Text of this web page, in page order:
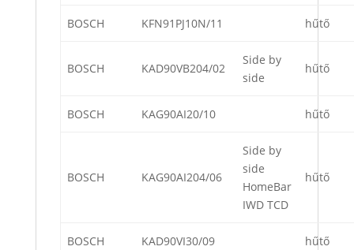
BOSCH KFN91PJ10N/11 hűtő
BOSCH KAD90VB204/02
Side by
side
hűtő
BOSCH KAG90AI20/10 hűtő
BOSCH KAG90AI204/06
Side by
side
HomeBar
IWD TCD
hűtő
BOSCH KAD90VI30/09 hűtő